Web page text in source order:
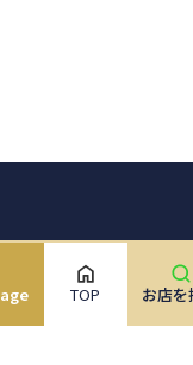
TOP お店を